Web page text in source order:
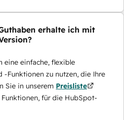
erhalte ich mit
eine einfache, flexible
-Funktionen zu nutzen, die Ihre
Sie in unserem Preisliste
für die HubSpot-